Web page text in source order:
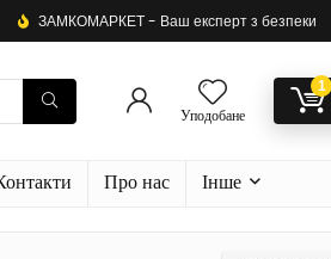
ЗАМКОМАРКЕТ - Ваш експерт з безпеки
Уподобане
1
Про нас Інше